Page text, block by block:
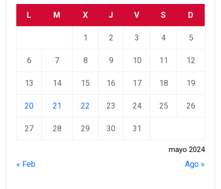
mayo 2024
L M X J V S D
1 2 3 4 5
6 7 8 9 10 11 12
13 14 15 16 17 18 19
20 21 22 23 24 25 26
27 28 29 30 31
« Feb Ago »